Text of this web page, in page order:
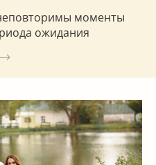
моменты
ожидания